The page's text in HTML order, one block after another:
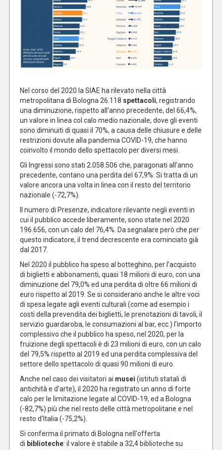
Nel corso del 2020 la SIAE ha rilevato nella città
metropolitana di Bologna 26.118 spettacoli, registrando
una diminuzione, rispetto all'anno precedente, del 66,4%,
un valore in linea col calo medio nazionale, dove gli eventi
sono diminuiti di quasi il 70%, a causa delle chiusure e delle
restrizioni dovute alla pandemia COVID-19, che hanno
coinvolto il mondo dello spettacolo per diversi mesi.
Gli Ingressi sono stati 2.058.506 che, paragonati all’anno
precedente, contano una perdita del 67,9%. Si tratta di un
valore ancora una volta in linea con il resto del territorio
nazionale (-72,7%).
Il numero di Presenze, indicatore rilevante negli eventi in
cui il pubblico accede liberamente, sono state nel 2020
196.656, con un calo del 76,4%. Da segnalare però che per
questo indicatore, il trend decrescente era cominciato già
dal 2017.
Nel 2020 il pubblico ha speso al botteghino, per l’acquisto
di biglietti e abbonamenti, quasi 18 milioni di euro, con una
diminuzione del 79,0% ed una perdita di oltre 66 milioni di
euro rispetto al 2019. Se si considerano anche le altre voci
di spesa legate agli eventi culturali (come ad esempio i
costi della prevendita dei biglietti, le prenotazioni di tavoli, il
servizio guardaroba, le consumazioni al bar, ecc.) l’importo
complessivo che il pubblico ha speso, nel 2020, per la
fruizione degli spettacoli è di 23 milioni di euro, con un calo
del 79,5% rispetto al 2019 ed una perdita complessiva del
settore dello spettacolo di quasi 90 milioni di euro.
Anche nel caso dei visitatori ai musei (istituti statali di
antichità e d'arte), il 2020 ha registrato un anno di forte
calo per le limitazione legate al COVID-19, ed a Bologna
(-82,7%) più che nel resto delle città metropolitane e nel
resto d'Italia (-75,2%).
Si conferma il primato di Bologna nell'offerta
di biblioteche: il valore è stabile a 32,4 biblioteche su